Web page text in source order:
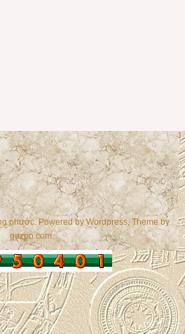
phước. Powered byWordpress, Theme by
gazpo.com.